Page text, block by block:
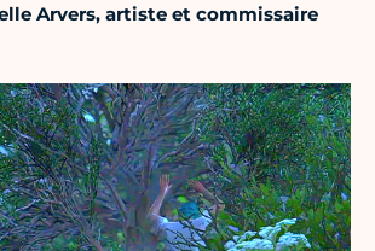
Arvers, artiste et commissaire